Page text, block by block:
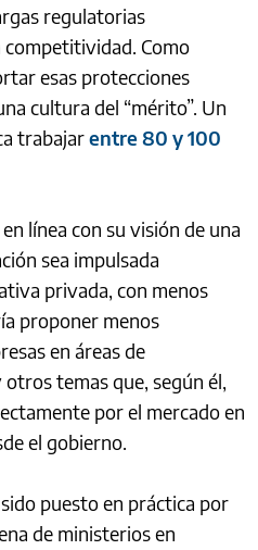
regulatorias
competitividad. Como
esas protecciones
cultura del “mérito”. Un
trabajarentre 80 y 100
línea con su visión de una
sea impulsada
privada, con menos
proponer menos
en áreas de
temas que, según él,
por el mercado en
el gobierno.
puesto en práctica por
de ministerios en